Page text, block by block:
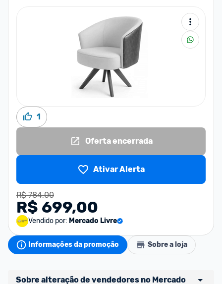
1
Oferta encerrada
Ativar Alerta
R$ 784,00
R$ 699,00
Vendido por: Mercado Livre
Informações da promoção Sobre a loja
Sobre alteração de vendedores no Mercado